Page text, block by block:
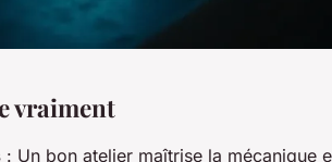
vraiment
: Un bon atelier maîtrise la mécanique